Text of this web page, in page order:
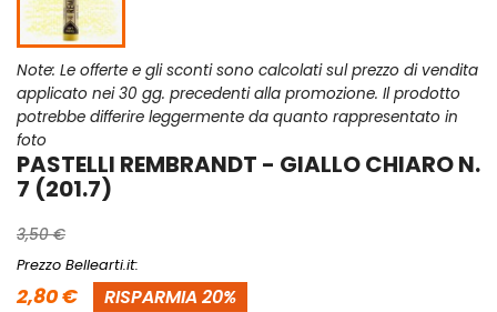
Note: Le offerte e gli sconti sono calcolati sul prezzo di vendita
applicato nei 30 gg. precedenti alla promozione. Il prodotto
potrebbe differire leggermente da quanto rappresentato in
foto
PASTELLI REMBRANDT - GIALLO CHIARO N.
7 (201.7)
3,50 €
Prezzo Bellearti.it:
2,80 € RISPARMIA 20%